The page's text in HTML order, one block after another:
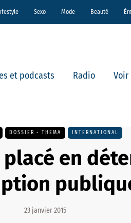
Sexo Mode Beauté
et podcasts Radio
DOSSIER - THEMA INTERNATIONAL
en
23 janvier 2015